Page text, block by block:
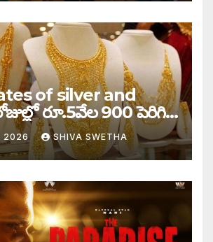
of silver and
రూ.5వేల 900 పెరిగిన
2026 SHIVA SWETHA